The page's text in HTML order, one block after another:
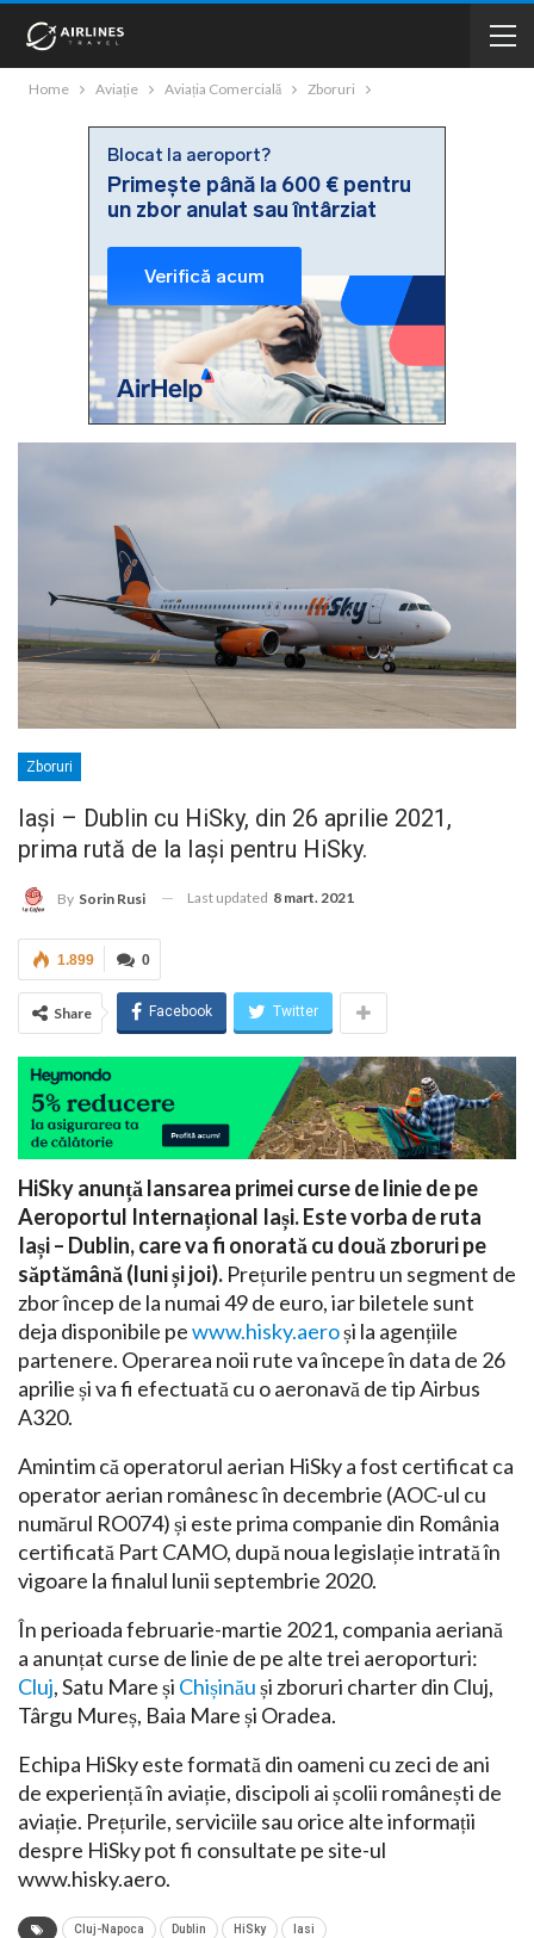
Home Aviație Aviația Comercială Zboruri
Zboruri
Iași – Dublin cu HiSky, din 26 aprilie 2021,
prima rută de la Iași pentru HiSky.
By Sorin Rusi Last updated 8 mart. 2021
0
1.899
Share Facebook Twitter
HiSky anunță lansarea primei curse de linie de pe
Aeroportul Internațional Iași. Este vorba de ruta
Iași – Dublin, care va fi onorată cu două zboruri pe
săptămână (luni și joi). Prețurile pentru un segment de
zbor încep de la numai 49 de euro, iar biletele sunt
deja disponibile pewww.hisky.aeroși la agențiile
partenere. Operarea noii rute va începe în data de 26
aprilie și va fi efectuată cu o aeronavă de tip Airbus
A320.
Amintim că operatorul aerian HiSky a fost certificat ca
operator aerian românesc în decembrie (AOC-ul cu
numărul RO074) și este prima companie din România
certificată Part CAMO, după noua legislație intrată în
vigoare la finalul lunii septembrie 2020.
În perioada februarie-martie 2021, compania aeriană
a anunțat curse de linie de pe alte trei aeroporturi:
Cluj, Satu Mare și Chișinăuși zboruri charter din Cluj,
Târgu Mureș, Baia Mare și Oradea.
Echipa HiSky este formată din oameni cu zeci de ani
de experiență în aviație, discipoli ai școlii românești de
aviație. Prețurile, serviciile sau orice alte informații
despre HiSky pot fi consultate pe site-ul
www.hisky.aero.
Cluj-Napoca Dublin HiSky Iasi